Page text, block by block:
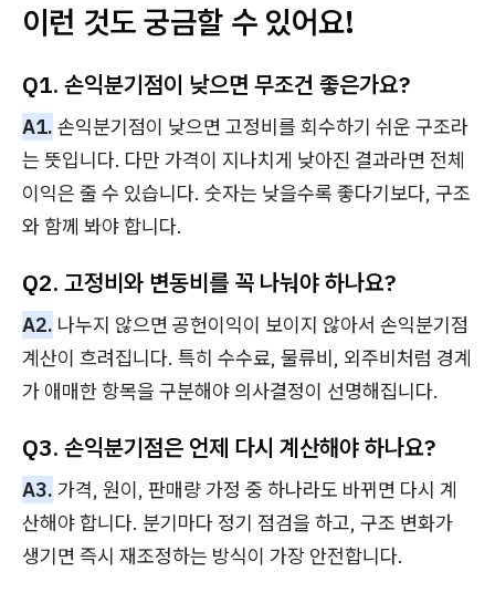
이런 것도 궁금할 수 있어요!
Q1. 손익분기점이 낮으면 무조건 좋은가요?
A1. 손익분기점이 낮으면 고정비를 회수하기 쉬운 구조라
는 뜻입니다. 다만 가격이 지나치게 낮아진 결과라면 전체
이익은 줄 수 있습니다. 숫자는 낮을수록 좋다기보다, 구조
와 함께 봐야 합니다.
Q2. 고정비와 변동비를 꼭 나눠야 하나요?
A2. 나누지 않으면 공헌이익이 보이지 않아서 손익분기점
계산이 흐려집니다. 특히 수수료, 물류비, 외주비처럼 경계
가 애매한 항목을 구분해야 의사결정이 선명해집니다.
Q3. 손익분기점은 언제 다시 계산해야 하나요?
A3. 가격, 원이, 판매량 가정 중 하나라도 바뀌면 다시 계
산해야 합니다. 분기마다 정기 점검을 하고, 구조 변화가
생기면 즉시 재조정하는 방식이 가장 안전합니다.